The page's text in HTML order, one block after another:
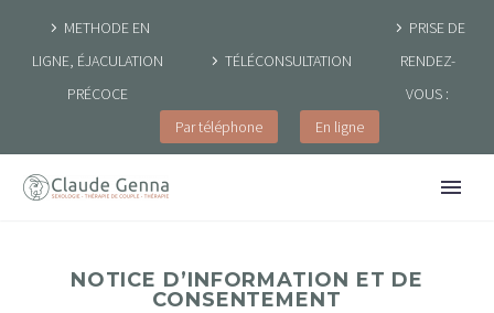
METHODE EN
LIGNE, ÉJACULATION
PRÉCOCE
TÉLÉCONSULTATION
PRISE DE
RENDEZ-
VOUS :
Par téléphone
En ligne
NOTICE D’INFORMATION ET DE
CONSENTEMENT